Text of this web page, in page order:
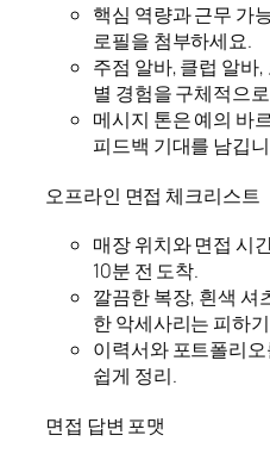
핵심 역량과 근무 가
로필을 첨부하세요.
주점 알바, 클럽 알바
별 경험을 구체적으
메시지 톤은 예의 바
피드백 기대를 남깁
오프라인 면접 체크리스트
매장 위치와 면접 시
10분 전 도착.
깔끔한 복장, 흰색 셔
한 악세사리는 피하
이력서와 포트폴리
쉽게 정리.
면접 답변 포맷